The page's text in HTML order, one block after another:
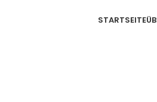
STARTSEITE